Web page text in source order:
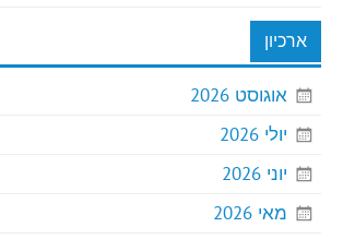
ארכיון
אוגוסט 2026
יולי 2026
יוני 2026
מאי 2026